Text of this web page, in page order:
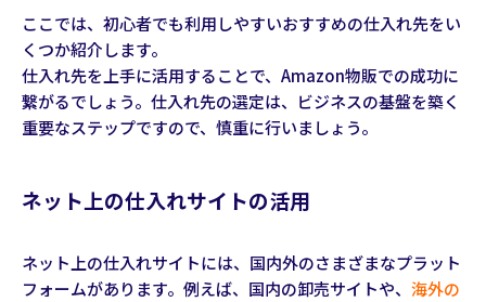
ここでは、初心者でも利用しやすいおすすめの仕入れ先をい
くつか紹介します。
仕入れ先を上手に活用することで、Amazon物販での成功に
繋がるでしょう。仕入れ先の選定は、ビジネスの基盤を築く
重要なステップですので、慎重に行いましょう。
ネット上の仕入れサイトの活用
ネット上の仕入れサイトには、国内外のさまざまなプラット
フォームがあります。例えば、国内の卸売サイトや、 海外の